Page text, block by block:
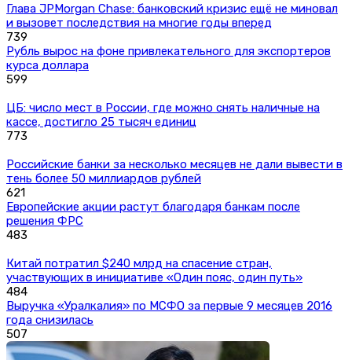
Глава JPMorgan Chase: банковский кризис ещё не миновал
и вызовет последствия на многие годы вперед
739
Рубль вырос на фоне привлекательного для экспортеров
курса доллара
599
ЦБ: число мест в России, где можно снять наличные на
кассе, достигло 25 тысяч единиц
773
Российские банки за несколько месяцев не дали вывести в
тень более 50 миллиардов рублей
621
Европейские акции растут благодаря банкам после
решения ФРС
483
Китай потратил $240 млрд на спасение стран,
участвующих в инициативе «Один пояс, один путь»
484
Выручка «Уралкалия» по МСФО за первые 9 месяцев 2016
года снизилась
507